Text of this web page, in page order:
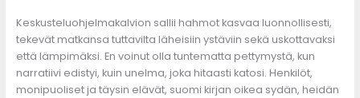
Keskusteluohjelmakalvion sallii hahmot kasvaa luonnollisesti,
tekevät matkansa tuttavilta läheisiin ystäviin sekä uskottavaksi
että lämpimäksi. En voinut olla tuntematta pettymystä, kun
narratiivi edistyi, kuin unelma, joka hitaasti katosi. Henkilöt,
monipuoliset ja täysin elävät, suomi kirjan oikea sydän, heidän